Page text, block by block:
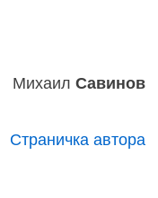
Михаил Савинов
Страничка автора